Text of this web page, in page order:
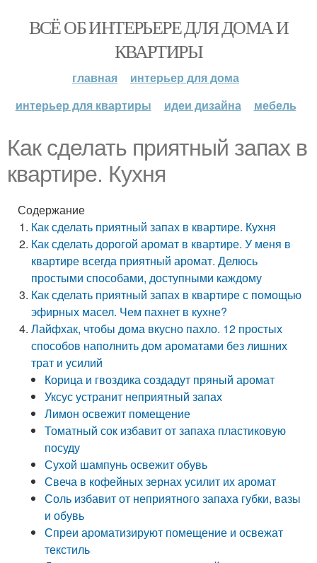
ВСЁ ОБ ИНТЕРЬЕРЕ ДЛЯ ДОМА И
КВАРТИРЫ
главная
интерьер для дома
интерьер для квартиры
идеи дизайна мебель
Как сделать приятный запах в
квартире. Кухня
Содержание
Как сделать приятный запах в квартире. Кухня
Как сделать дорогой аромат в квартире. У меня в
квартире всегда приятный аромат. Делюсь
простыми способами, доступными каждому
Как сделать приятный запах в квартире с помощью
эфирных масел. Чем пахнет в кухне?
Лайфхак, чтобы дома вкусно пахло. 12 простых
способов наполнить дом ароматами без лишних
трат и усилий
Корица и гвоздика создадут пряный аромат
Уксус устранит неприятный запах
Лимон освежит помещение
Томатный сок избавит от запаха пластиковую
посуду
Сухой шампунь освежит обувь
Свеча в кофейных зернах усилит их аромат
Соль избавит от неприятного запаха губки, вазы
и обувь
Спреи ароматизируют помещение и освежат
текстиль